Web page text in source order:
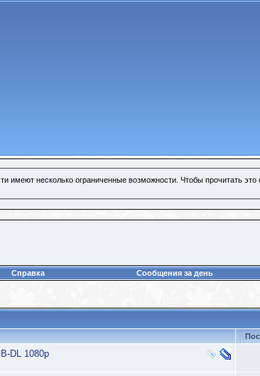
имеют несколько ограниченные возможности. Чтобы прочитать
Справка Сообщения за день
DL 1080p